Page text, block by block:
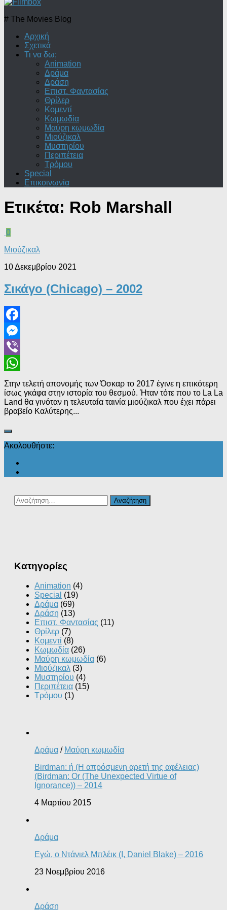
# The Movies Blog
Αρχική
Σχετικά
Τι να δω;
Animation
Δράμα
Δράση
Επιστ. Φαντασίας
Θρίλερ
Κομεντί
Κωμωδία
Μαύρη κωμωδία
Μιούζικαλ
Μυστηρίου
Περιπέτεια
Τρόμου
Special
Επικοινωνία
Ετικέτα: Rob Marshall
0
Μιούζικαλ
10 Δεκεμβρίου 2021
Σικάγο (Chicago) – 2002
Facebook
Messenger
Viber
WhatsApp
Στην τελετή απονομής των Όσκαρ το 2017 έγινε η επικότερη
ίσως γκάφα στην ιστορία του θεσμού. Ήταν τότε που το La La
Land θα γινόταν η τελευταία ταινία μιούζικαλ που έχει πάρει
βραβείο Καλύτερης...
Ακολουθήστε:
Αναζήτηση
για:
Kατηγορίες
Animation (4)
Special (19)
Δράμα (69)
Δράση (13)
Επιστ. Φαντασίας (11)
Θρίλερ (7)
Κομεντί (8)
Κωμωδία (26)
Μαύρη κωμωδία (6)
Μιούζικαλ (3)
Μυστηρίου (4)
Περιπέτεια (15)
Τρόμου (1)
Δράμα / Μαύρη κωμωδία
Birdman: ή (Η απρόσμενη αρετή της αφέλειας)
(Birdman: Or (The Unexpected Virtue of
Ignorance)) – 2014
4 Μαρτίου 2015
Δράμα
Εγώ, ο Ντάνιελ Μπλέικ (I, Daniel Blake) – 2016
23 Νοεμβρίου 2016
Δράση